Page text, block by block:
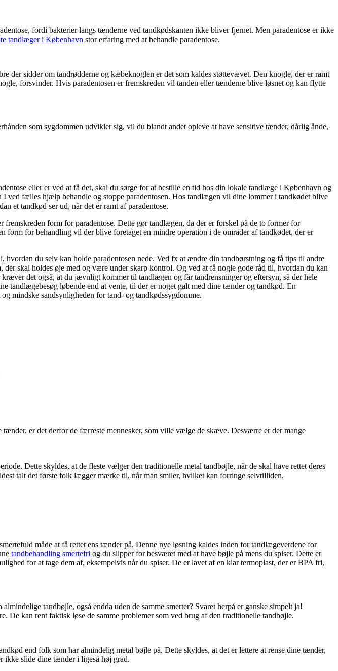
fordi bakterier langs tænderne ved tandkødskanten ikke bliver fjernet. Men paradentose er ikke
tandlæger i København stor erfaring med at behandle paradentose.
der sidder om tandrødderne og kæbeknoglen er det som kaldes støttevævet. Den knogle, der er ramt
forsvinder. Hvis paradentosen er fremskreden vil tanden eller tænderne blive løsnet og kan flytte
som sygdommen udvikler sig, vil du blandt andet opleve at have sensitive tænder, dårlig ånde,
eller er ved at få det, skal du sørge for at bestille en tid hos din lokale tandlæge i København og
ved fælles hjælp behandle og stoppe paradentosen. Hos tandlægen vil dine lommer i tandkødet blive
et tandkød ser ud, når det er ramt af paradentose.
form for paradentose. Dette gør tandlægen, da der er forskel på de to former for
form for behandling vil der blive foretaget en mindre operation i de områder af tandkødet, der er
du selv kan holde paradentosen nede. Ved fx at ændre din tandbørstning og få tips til andre
skal holdes øje med og være under skarp kontrol. Og ved at få nogle gode råd til, hvordan du kan
det også, at du jævnligt kommer til tandlægen og får tandrensninger og eftersyn, så der hele
tandlægebesøg løbende end at vente, til der er noget galt med dine tænder og tandkød. En
mindske sandsynligheden for tand- og tandkødssygdomme.
er det derfor de færreste mennesker, som ville vælge de skæve. Desværre er der mange
Dette skyldes, at de fleste vælger den traditionelle metal tandbøjle, når de skal have rettet deres
talt det første folk lægger mærke til, når man smiler, hvilket kan forringe selvtilliden.
måde at få rettet ens tænder på. Denne nye løsning kaldes inden for tandlægeverdene for
tandbehandling smertefri og du slipper for besværet med at have bøjle på mens du spiser. Dette er
for at tage dem af, eksempelvis når du spiser. De er lavet af en klar termoplast, der er BPA fri,
tandbøjle, også endda uden de samme smerter? Svaret herpå er ganske simpelt ja!
kan rent faktisk løse de samme problemer som ved brug af den traditionelle tandbøjle.
end folk som har almindelig metal bøjle på. Dette skyldes, at det er lettere at rense dine tænder,
ikke slide dine tænder i ligeså høj grad.